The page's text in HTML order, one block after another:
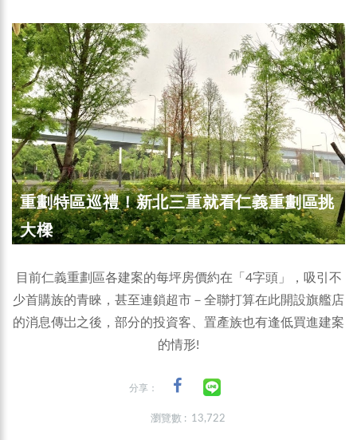
重劃特區巡禮！新北三重就看仁義重劃區挑
大樑
目前仁義重劃區各建案的每坪房價約在「4字頭」，吸引不
少首購族的青睞，甚至連鎖超市－全聯打算在此開設旗艦店
的消息傳岀之後，部分的投資客、置產族也有逢低買進建案
的情形!
分享：
瀏覽數 : 13,722